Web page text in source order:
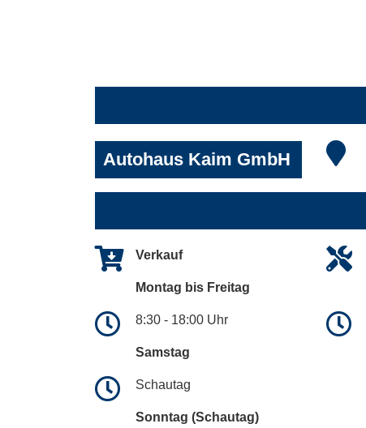
Autohaus Kaim GmbH
Verkauf
Montag bis Freitag
8:30 - 18:00 Uhr
Samstag
Schautag
Sonntag (Schautag)